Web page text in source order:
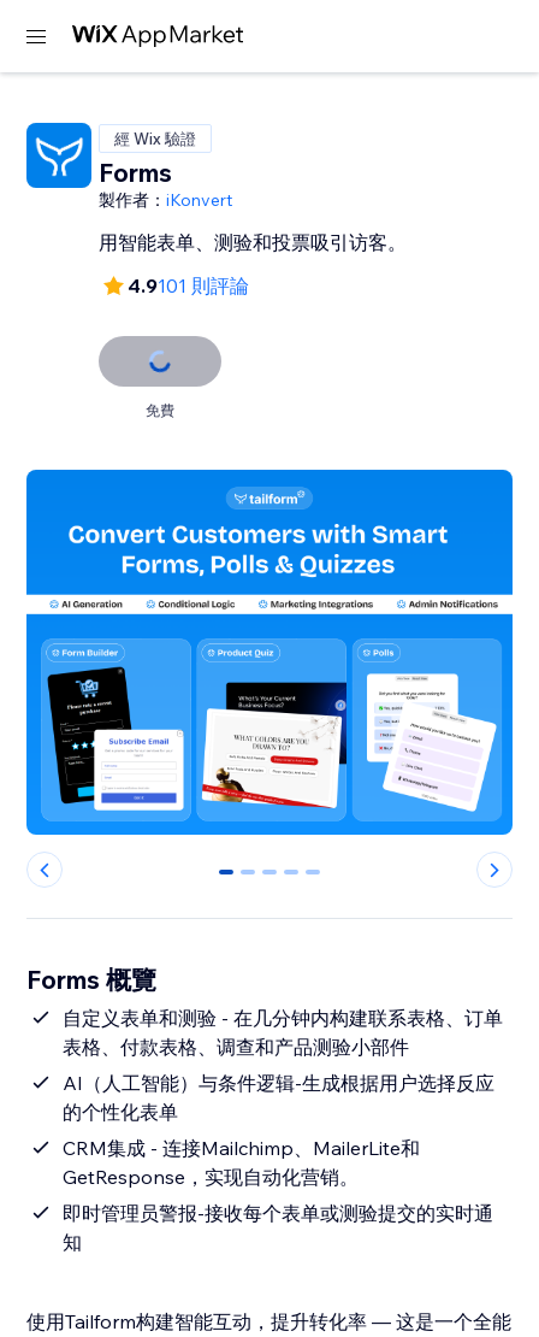
經 Wix 驗證
Forms
製作者：iKonvert
用智能表单、测验和投票吸引访客。
4.9101 則評論
免費
0 1 2 3 4
Forms 概覽
自定义表单和测验 - 在几分钟内构建联系表格、订单
表格、付款表格、调查和产品测验小部件
AI（人工智能）与条件逻辑-生成根据用户选择反应
的个性化表单
CRM集成 - 连接Mailchimp、MailerLite和
GetResponse，实现自动化营销。
即时管理员警报-接收每个表单或测验提交的实时通
知
使用Tailform构建智能互动，提升转化率 — 这是一个全能